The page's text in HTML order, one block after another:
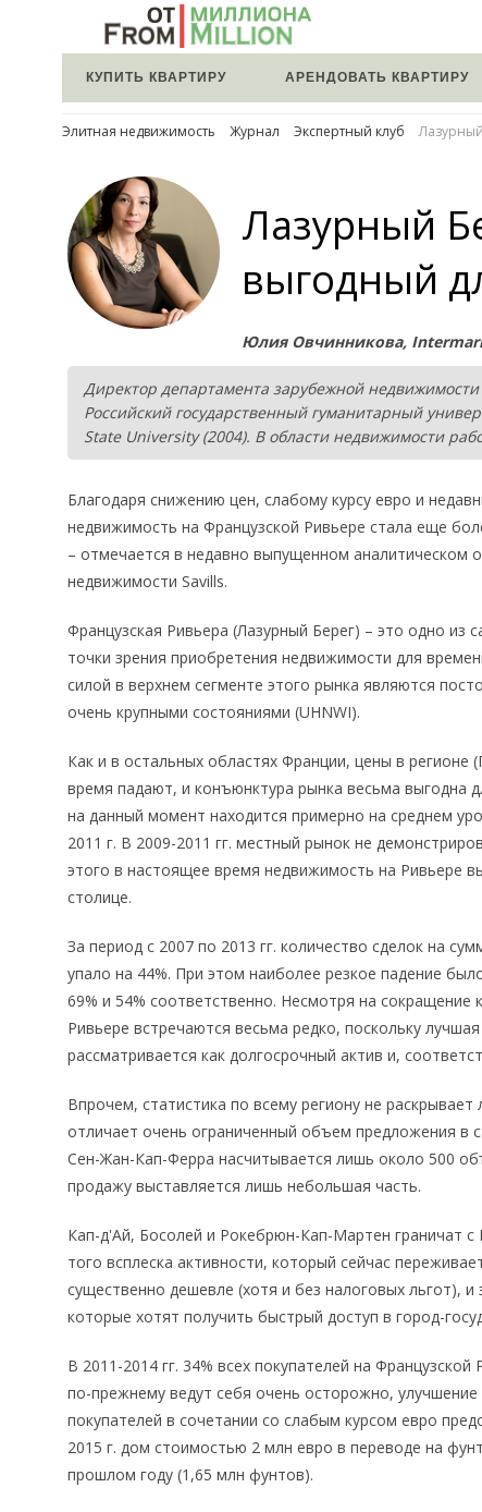
КУПИТЬ КВАРТИРУ АРЕНДОВАТЬ КВАРТИРУ
Элитная недвижимость Журнал Экспертный клуб
Лазурный
выгодный
Юлия Овчинникова,
Директор департамента зарубежной
Российский государственный гуманитарный
State University (2004). В области недвижимости
Благодаря снижению цен, слабому курсу евро и
недвижимость на Французской Ривьере стала еще
– отмечается в недавно выпущенном аналитическом
недвижимости Savills.
Французская Ривьера (Лазурный Берег) – это одно из
точки зрения приобретения недвижимости для
силой в верхнем сегменте этого рынка являются
очень крупными состояниями (UHNWI).
Как и в остальных областях Франции, цены в регионе
время падают, и конъюнктура рынка весьма выгодна
на данный момент находится примерно на среднем
2011 г. В 2009-2011 гг. местный рынок не
этого в настоящее время недвижимость на Ривьере
столице.
За период с 2007 по 2013 гг. количество сделок на
упало на 44%. При этом наиболее резкое падение
69% и 54% соответственно. Несмотря на
Ривьере встречаются весьма редко, поскольку
рассматривается как долгосрочный актив и,
Впрочем, статистика по всему региону не
отличает очень ограниченный объем предложения в
Сен-Жан-Кап-Ферра насчитывается лишь около 500
продажу выставляется лишь небольшая часть.
Кап-д'Ай, Босолей и Рокебрюн-Кап-Мартен граничат
того всплеска активности, который сейчас
существенно дешевле (хотя и без налоговых льгот),
которые хотят получить быстрый доступ в город-
В 2011-2014 гг. 34% всех покупателей на
по-прежнему ведут себя очень осторожно,
покупателей в сочетании со слабым курсом евро
2015 г. дом стоимостью 2 млн евро в переводе на
прошлом году (1,65 млн фунтов).